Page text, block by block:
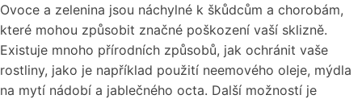
Ovoce a zelenina jsou náchylné k škůdcům a chorobám,
které mohou způsobit značné poškození vaší sklizně.
Existuje mnoho přírodních způsobů, jak ochránit vaše
rostliny, jako je například použití neemového oleje, mýdla
na mytí nádobí a jablečného octa. Další možností je